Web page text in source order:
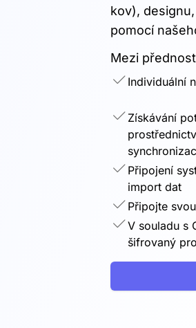
kov),
pomocí
Mezi
Individuální
Získávání
Připojení
import dat
Připojte
V souladu s
šifrovaný